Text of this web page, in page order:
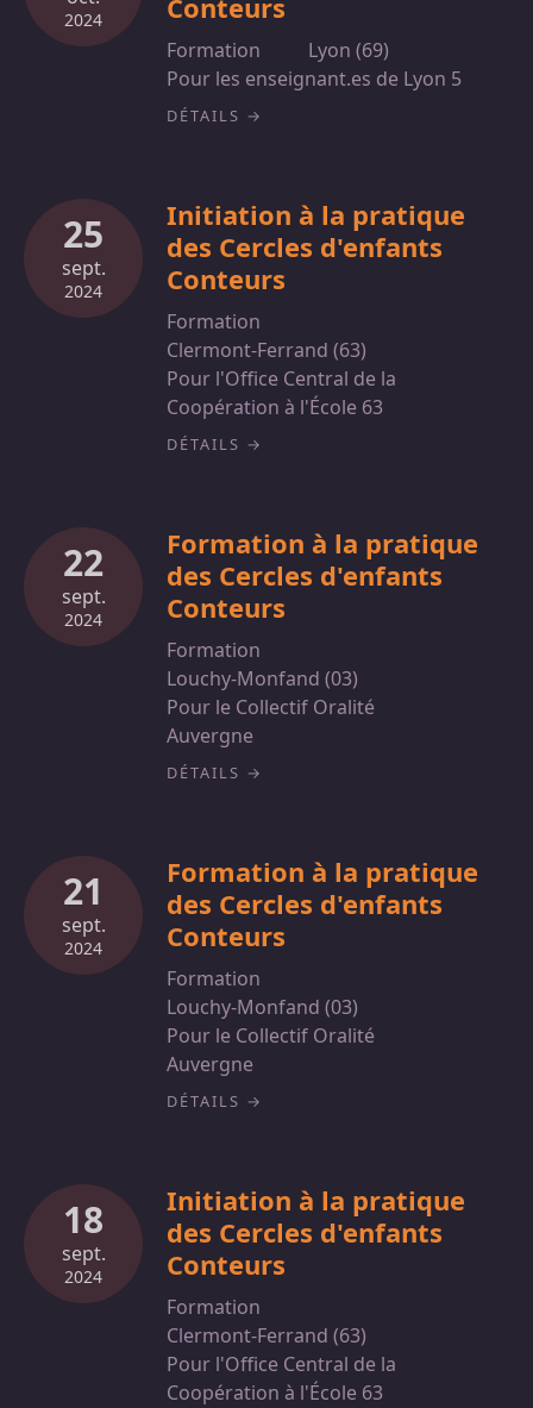
2024 Conteurs
Formation
Lyon (69)
Pour les enseignant.es de Lyon 5
DÉTAILS
25
sept.
2024
Initiation à la pratique
des Cercles d'enfants
Conteurs
Formation
Clermont-Ferrand (63)
Pour l'Office Central de la
Coopération à l'École 63
DÉTAILS
22
sept.
2024
Formation à la pratique
des Cercles d'enfants
Conteurs
Formation
Louchy-Monfand (03)
Pour le Collectif Oralité
Auvergne
DÉTAILS
21
sept.
2024
Formation à la pratique
des Cercles d'enfants
Conteurs
Formation
Louchy-Monfand (03)
Pour le Collectif Oralité
Auvergne
DÉTAILS
18
sept.
2024
Initiation à la pratique
des Cercles d'enfants
Conteurs
Formation
Clermont-Ferrand (63)
Pour l'Office Central de la
Coopération à l'École 63